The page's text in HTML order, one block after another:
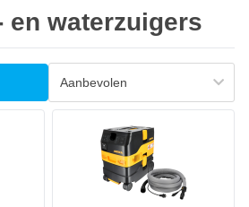
en waterzuigers